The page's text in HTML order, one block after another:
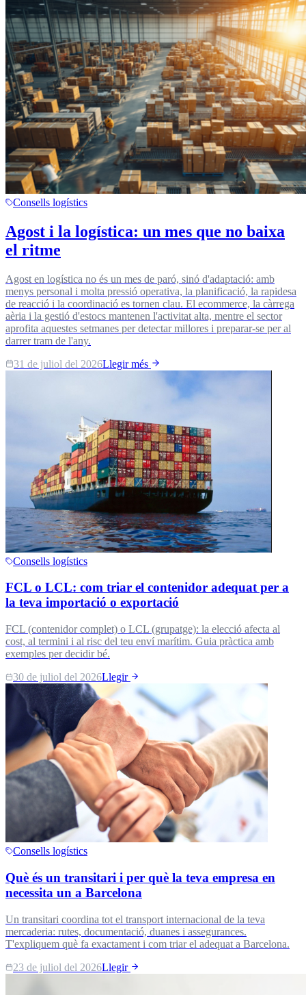
Consells logístics
Agost i la logística: un mes que no baixa
el ritme
Agost en logística no és un mes de paró, sinó d'adaptació: amb
menys personal i molta pressió operativa, la planificació, la rapidesa
de reacció i la coordinació es tornen clau. El ecommerce, la càrrega
aèria i la gestió d'estocs mantenen l'activitat alta, mentre el sector
aprofita aquestes setmanes per detectar millores i preparar-se per al
darrer tram de l'any.
31 de juliol del 2026Llegir més
Consells logístics
FCL o LCL: com triar el contenidor adequat per a
la teva importació o exportació
FCL (contenidor complet) o LCL (grupatge): la elecció afecta al
cost, al termini i al risc del teu enví marítim. Guia pràctica amb
exemples per decidir bé.
30 de juliol del 2026Llegir
Consells logístics
Què és un transitari i per què la teva empresa en
necessita un a Barcelona
Un transitari coordina tot el transport internacional de la teva
mercaderia: rutes, documentació, duanes i assegurances.
T'expliquem què fa exactament i com triar el adequat a Barcelona.
23 de juliol del 2026Llegir